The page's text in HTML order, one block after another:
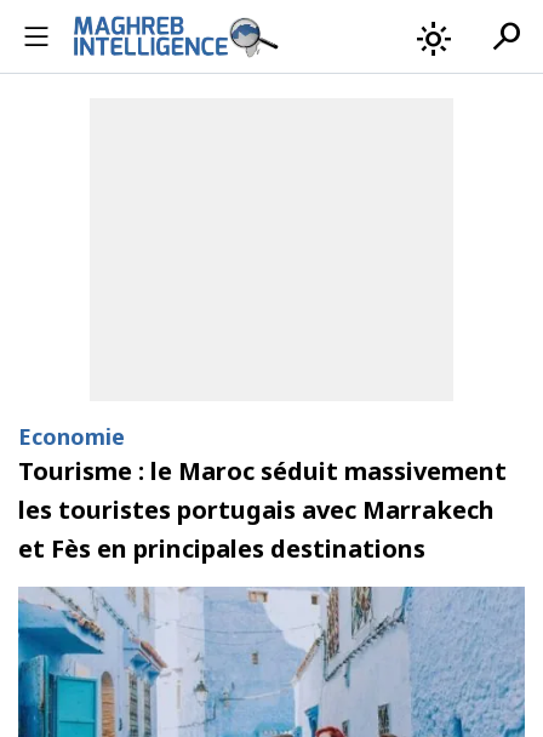
light_mode search
Economie
Tourisme : le Maroc séduit massivement
les touristes portugais avec Marrakech
et Fès en principales destinations